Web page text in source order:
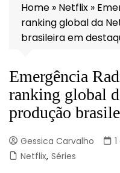
Home » Netflix »
ranking global da
brasileira em
Emergência
ranking global
produção
Gessica Carvalho
Netflix, Séries